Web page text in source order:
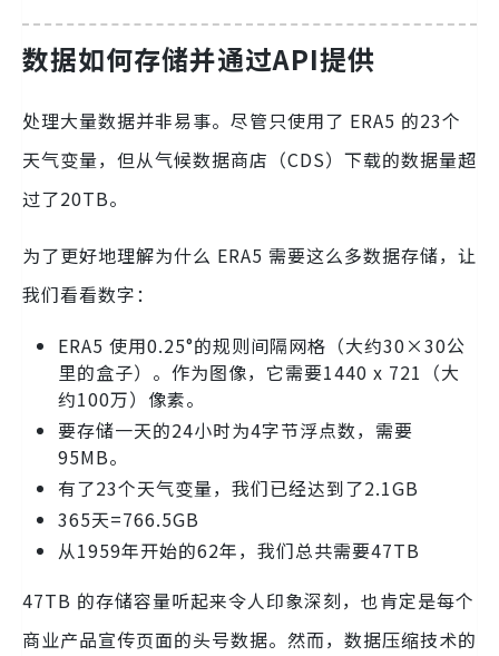
数据如何存储并通过API提供
处理大量数据并非易事。尽管只使用了 ERA5 的23个
天气变量，但从气候数据商店（CDS）下载的数据量超
过了20TB。
为了更好地理解为什么 ERA5 需要这么多数据存储，让
我们看看数字：
ERA5 使用0.25°的规则间隔网格（大约30×30公
里的盒子）。作为图像，它需要1440 x 721（大
约100万）像素。
要存储一天的24小时为4字节浮点数，需要
95MB。
有了23个天气变量，我们已经达到了2.1GB
365天=766.5GB
从1959年开始的62年，我们总共需要47TB
47TB 的存储容量听起来令人印象深刻，也肯定是每个
商业产品宣传页面的头号数据。然而，数据压缩技术的